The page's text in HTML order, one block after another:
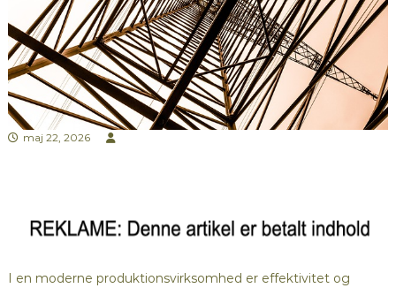
maj 22, 2026
I en moderne produktionsvirksomhed er effektivitet og